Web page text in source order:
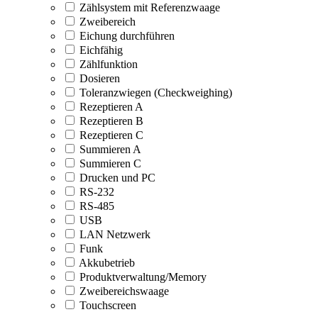
Zählsystem mit Referenzwaage
Zweibereich
Eichung durchführen
Eichfähig
Zählfunktion
Dosieren
Toleranzwiegen (Checkweighing)
Rezeptieren A
Rezeptieren B
Rezeptieren C
Summieren A
Summieren C
Drucken und PC
RS-232
RS-485
USB
LAN Netzwerk
Funk
Akkubetrieb
Produktverwaltung/Memory
Zweibereichswaage
Touchscreen